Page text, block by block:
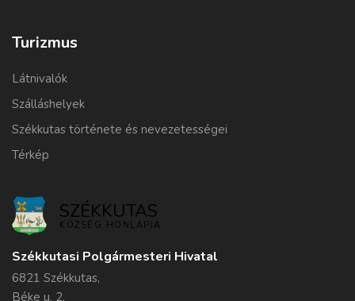
Turizmus
Látnivalók
Szálláshelyek
Székkutas története és nevezetességei
Térkép
SZÉKKUTAS
KÖZSÉG HONLAPJA
Székkutasi Polgármesteri Hivatal
6821 Székkutas,
Béke u. 2.